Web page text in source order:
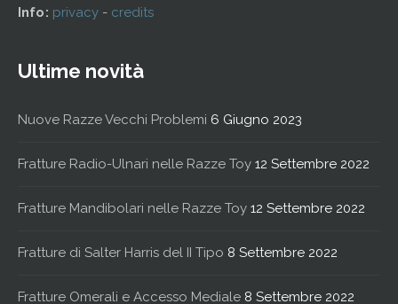
Info: privacy - credits
Ultime novità
Nuove Razze Vecchi Problemi 6 Giugno 2023
Fratture Radio-Ulnari nelle Razze Toy 12 Settembre 2022
Fratture Mandibolari nelle Razze Toy 12 Settembre 2022
Fratture di Salter Harris del II Tipo 8 Settembre 2022
Fratture Omerali e Accesso Mediale 8 Settembre 2022